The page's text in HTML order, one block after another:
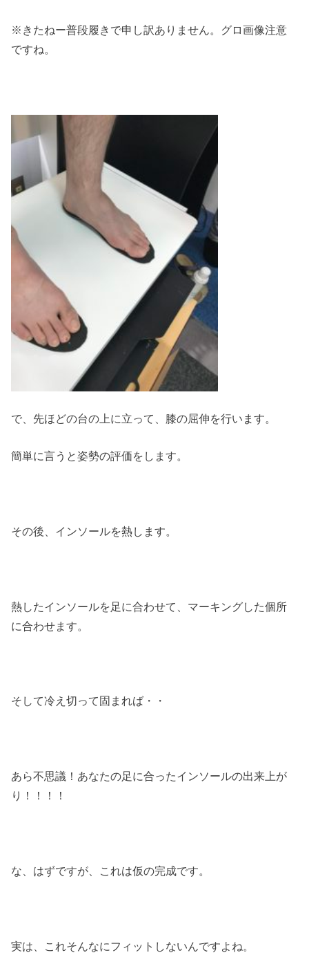
※きたねー普段履きで申し訳ありません。グロ画像注意
ですね。
で、先ほどの台の上に立って、膝の屈伸を行います。
簡単に言うと姿勢の評価をします。
その後、インソールを熱します。
熱したインソールを足に合わせて、マーキングした個所
に合わせます。
そして冷え切って固まれば・・
あら不思議！あなたの足に合ったインソールの出来上が
り！！！！
な、はずですが、これは仮の完成です。
実は、これそんなにフィットしないんですよね。